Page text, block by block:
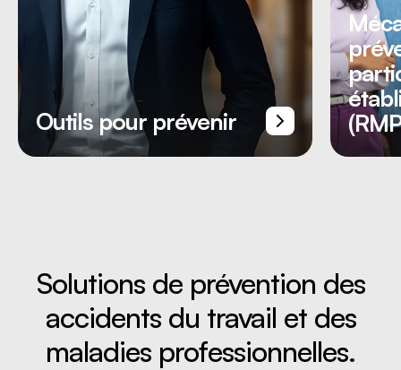
RMPPÉ
Nous joindre
Outils pour prévenir
Solutions de prévention des
accidents du travail et des
maladies professionnelles.